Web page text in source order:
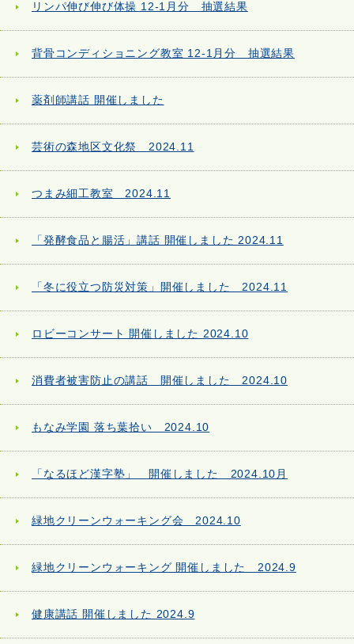
リンパ伸び伸び体操 12-1月分 抽選結果
背骨コンディショニング教室 12-1月分 抽選結果
薬剤師講話 開催しました
芸術の森地区文化祭 2024.11
つまみ細工教室 2024.11
「発酵食品と腸活」講話 開催しました 2024.11
「冬に役立つ防災対策」開催しました 2024.11
ロビーコンサート 開催しました 2024.10
消費者被害防止の講話 開催しました 2024.10
もなみ学園 落ち葉拾い 2024.10
「なるほど漢字塾」 開催しました 2024.10月
緑地クリーンウォーキング会 2024.10
緑地クリーンウォーキング 開催しました 2024.9
健康講話 開催しました 2024.9